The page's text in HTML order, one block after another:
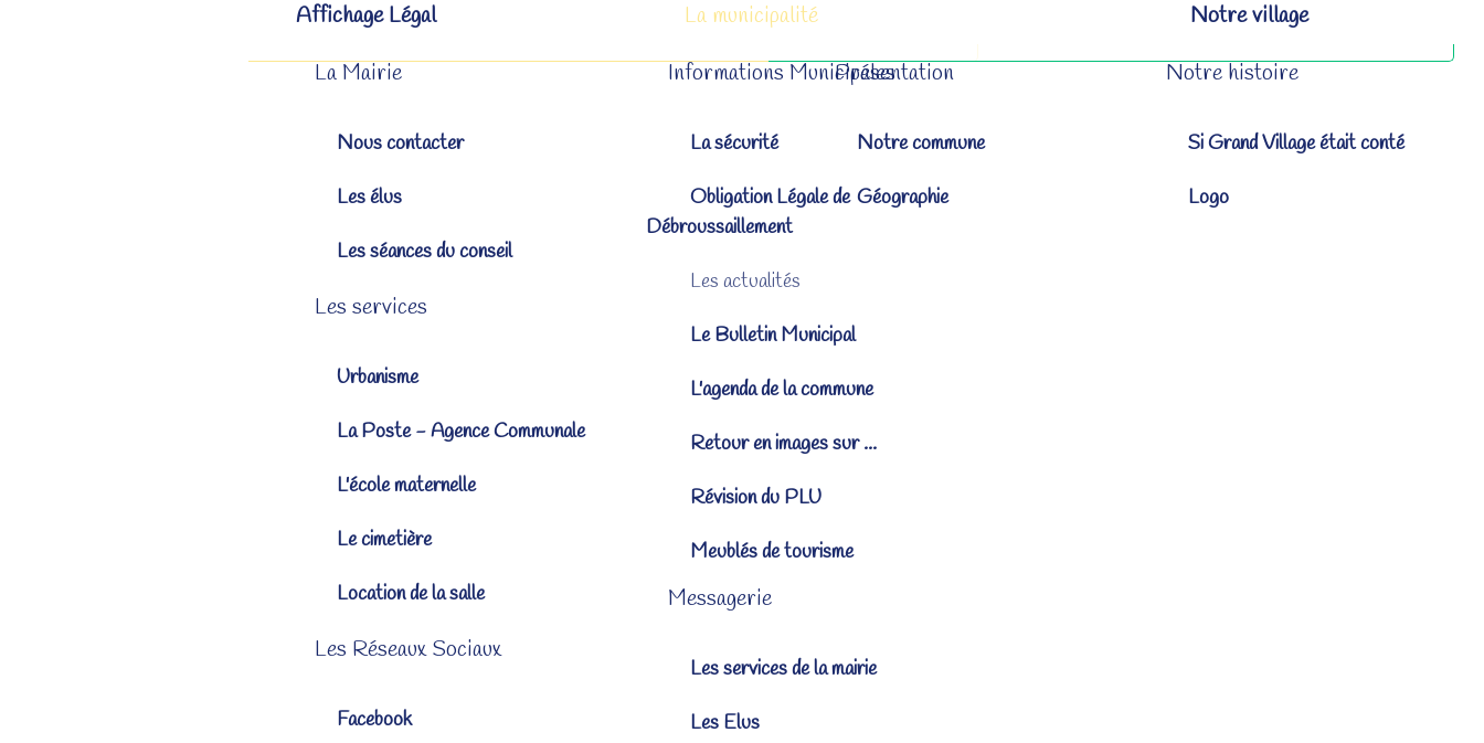
Affichage Légal
La municipalité
La Mairie
Nous contacter
Les élus
Les séances du conseil
Les services
Urbanisme
La Poste - Agence Communale
L'école maternelle
Le cimetière
Location de la salle
Les Réseaux Sociaux
Facebook
Informations Municipales
La sécurité
Obligation Légale de
Débroussaillement
Les actualités
Le Bulletin Municipal
L'agenda de la commune
Retour en images sur ...
Révision du PLU
Meublés de tourisme
Messagerie
Les services de la mairie
Les Elus
Notre village
Présentation
Notre commune
Géographie
Notre histoire
Si Grand Village était conté
Logo